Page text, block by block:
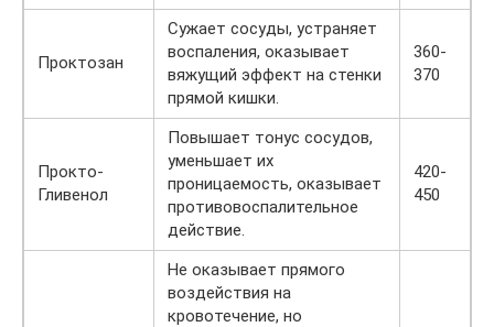
Проктозан
Сужает сосуды, устраняет
воспаления, оказывает
вяжущий эффект на стенки
прямой кишки.
360-
370
Прокто-
Гливенол
Повышает тонус сосудов,
уменьшает их
проницаемость, оказывает
противовоспалительное
действие.
420-
450
Не оказывает прямого
воздействия на
кровотечение, но